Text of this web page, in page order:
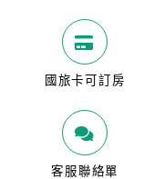
國旅卡可訂房
客服聯絡單